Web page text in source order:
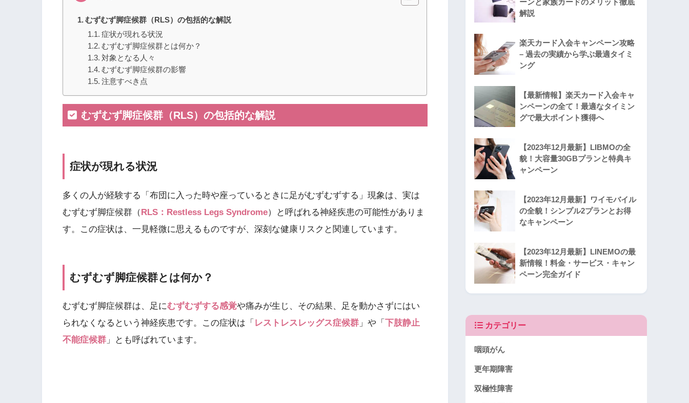
むずむず脚症候群（RLS）の包括的な解説
症状が現れる状況
むずむず脚症候群とは何か？
対象となる人々
むずむず脚症候群の影響
注意すべき点
むずむず脚症候群（RLS）の包括的な解説
症状が現れる状況
多くの人が経験する「布団に入った時や座っているときに足がむずむずする」現象は、実は
むずむず脚症候群（RLS：Restless Legs Syndrome）と呼ばれる神経疾患の可能性がありま
す。この症状は、一見軽微に思えるものですが、深刻な健康リスクと関連しています。
むずむず脚症候群とは何か？
むずむず脚症候群は、足にむずむずする感覚や痛みが生じ、その結果、足を動かさずにはい
られなくなるという神経疾患です。この症状は「 レストレスレッグス症候群 」や「 下肢静止
不能症候群 」とも呼ばれています。
ーンと家族カードのメリット徹底
解説
楽天カード入会キャンペーン攻略
– 過去の実績から学ぶ最適タイミ
ング
【最新情報】楽天カード入会キャ
ンペーンの全て！最適なタイミン
グで最大ポイント獲得へ
【2023年12月最新】LIBMOの全
貌！大容量30GBプランと特典キ
ャンペーン
【2023年12月最新】ワイモバイル
の全貌！シンプル2プランとお得
なキャンペーン
【2023年12月最新】LINEMOの最
新情報！料金・サービス・キャン
ペーン完全ガイド
カテゴリー
咽頭がん
更年期障害
双極性障害